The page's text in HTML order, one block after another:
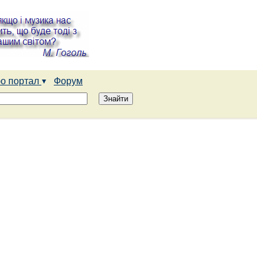
портал
Форум